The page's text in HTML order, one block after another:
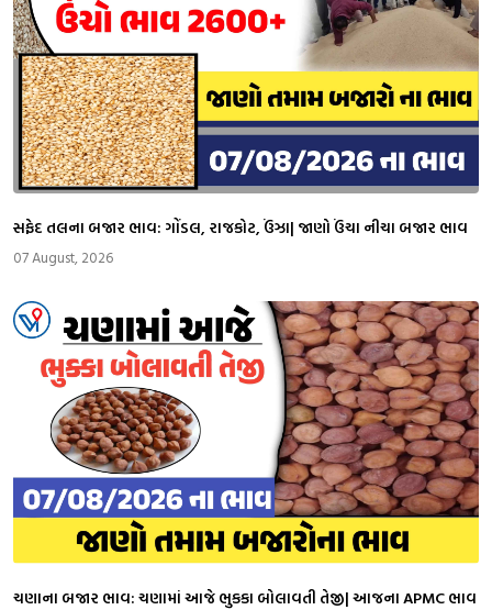
સફેદ તલના બજાર ભાવ: ગોંડલ, રાજકોટ, ઉંઝા| જાણો ઉંચા નીચા બજાર ભાવ
07 August, 2026
ચણાના બજાર ભાવ: ચણામાં આજે ભુકકા બોલાવતી તેજી| આજના APMC ભાવ